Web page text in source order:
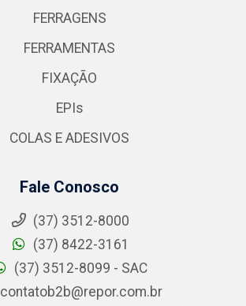
FERRAGENS
FERRAMENTAS
FIXAÇÃO
EPIs
COLAS E ADESIVOS
Fale Conosco
(37) 3512-8000
(37) 8422-3161
(37) 3512-8099 - SAC
contatob2b@repor.com.br